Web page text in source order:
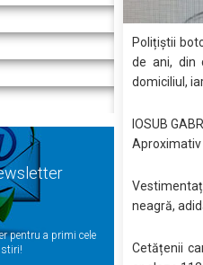
pentru a primi cele
Polițiștii
de ani, din
domiciliul,
IOSUB
Aproximativ
neagră,
Cetățenii